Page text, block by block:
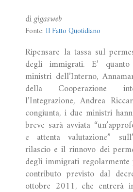
digigasweb
Fonte:Il Fatto Quotidiano
Ripensare la tassa sul
degli immigrati. E’
ministri dell’Interno,
della Cooperazione
l’Integrazione, Andrea
congiunta, i due ministri
breve sarà avviata
e attenta valutazione”
rilascio e il rinnovo dei
degli immigrati
contributo previsto dal
ottobre 2011, che entrerà